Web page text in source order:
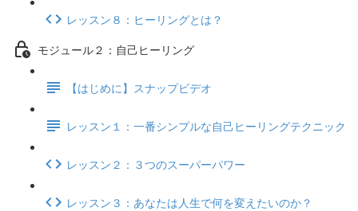
レッスン８：ヒーリングとは？
モジュール２：自己ヒーリング
【はじめに】スナップビデオ
レッスン１：一番シンプルな自己ヒーリングテクニック
レッスン２：３つのスーパーパワー
レッスン３：あなたは人生で何を変えたいのか？